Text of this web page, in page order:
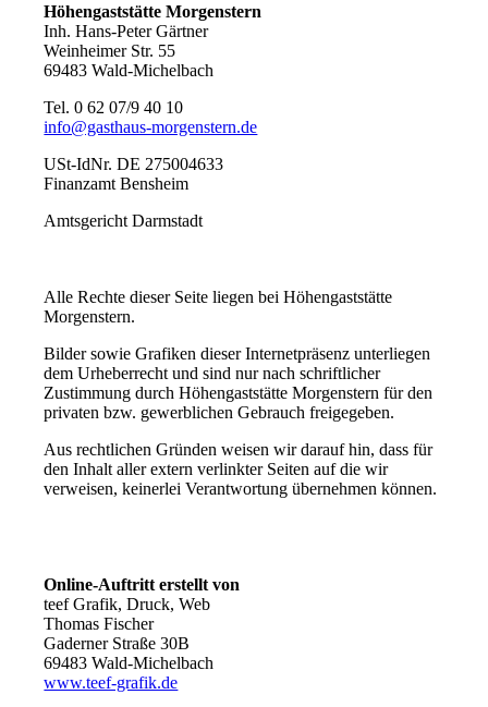
Höhengaststätte Morgenstern
Inh. Hans-Peter Gärtner
Weinheimer Str. 55
69483 Wald-Michelbach
Tel. 0 62 07/9 40 10
info@gasthaus-morgenstern.de
USt-IdNr. DE 275004633
Finanzamt Bensheim
Amtsgericht Darmstadt
Alle Rechte dieser Seite liegen bei Höhengaststätte
Morgenstern.
Bilder sowie Grafiken dieser Internetpräsenz unterliegen
dem Urheberrecht und sind nur nach schriftlicher
Zustimmung durch Höhengaststätte Morgenstern für den
privaten bzw. gewerblichen Gebrauch freigegeben.
Aus rechtlichen Gründen weisen wir darauf hin, dass für
den Inhalt aller extern verlinkter Seiten auf die wir
verweisen, keinerlei Verantwortung übernehmen können.
Online-Auftritt erstellt von
teef Grafik, Druck, Web
Thomas Fischer
Gaderner Straße 30B
69483 Wald-Michelbach
www.teef-grafik.de